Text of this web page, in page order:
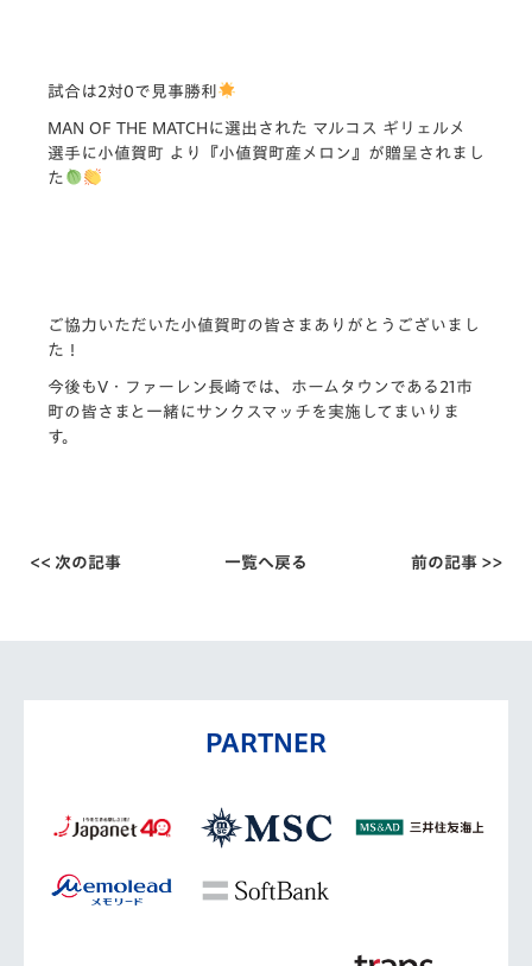
試合は2対0で見事勝利
MAN OF THE MATCHに選出された マルコス ギリェルメ
選手に小値賀町 より『小値賀町産メロン』が贈呈されまし
た
ご協力いただいた小値賀町の皆さまありがとうございまし
た！
今後もV・ファーレン長崎では、ホームタウンである21市
町の皆さまと一緒にサンクスマッチを実施してまいりま
す。
<< 次の記事 一覧へ戻る 前の記事 >>
PARTNER